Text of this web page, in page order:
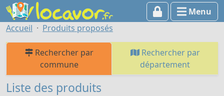
Menu
Accueil
Produits proposés
Rechercher par
commune
Rechercher par
département
Liste des produits